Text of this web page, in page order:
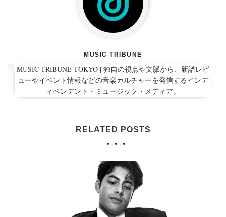
MUSIC TRIBUNE
MUSIC TRIBUNE TOKYO | 独自の視点や文脈から、新譜レビ
ューやイベント情報などの音楽カルチャーを発信するインデ
ィペンデント・ミュージック・メディア。
RELATED POSTS